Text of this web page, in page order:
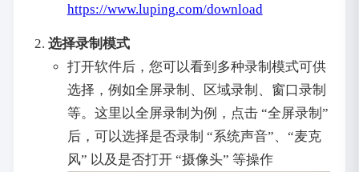
https://www.luping.com/download
选择录制模式
打开软件后，您可以看到多种录制模式可供
选择，例如全屏录制、区域录制、窗口录制
等。这里以全屏录制为例，点击 “全屏录制”
后，可以选择是否录制 “系统声音”、“麦克
风” 以及是否打开 “摄像头” 等操作